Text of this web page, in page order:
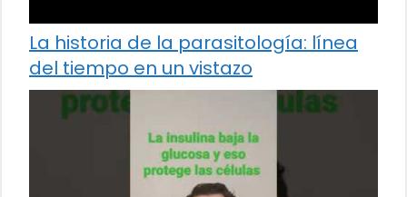
La historia de la parasitología: línea
del tiempo en un vistazo